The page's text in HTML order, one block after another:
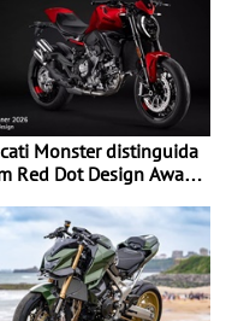
Monster distinguida
Red Dot Design Award